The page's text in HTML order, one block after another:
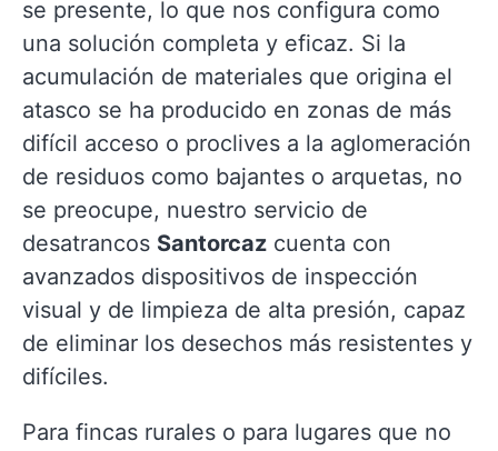
se presente, lo que nos configura como
una solución completa y eficaz. Si la
acumulación de materiales que origina el
atasco se ha producido en zonas de más
difícil acceso o proclives a la aglomeración
de residuos como bajantes o arquetas, no
se preocupe, nuestro servicio de
desatrancos Santorcaz cuenta con
avanzados dispositivos de inspección
visual y de limpieza de alta presión, capaz
de eliminar los desechos más resistentes y
difíciles.
Para fincas rurales o para lugares que no